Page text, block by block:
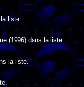
liste.
(1996) dans la liste.
la liste.